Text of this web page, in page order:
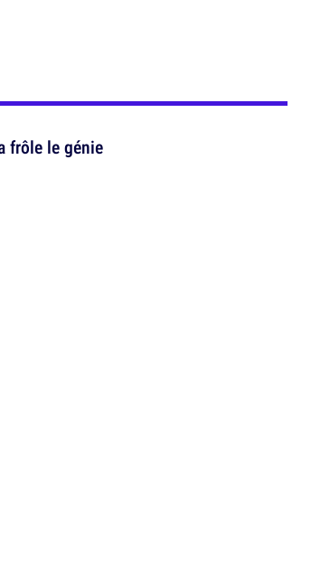
frôle le génie